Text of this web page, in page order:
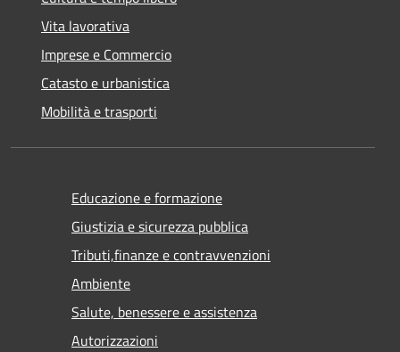
Vita lavorativa
Imprese e Commercio
Catasto e urbanistica
Mobilità e trasporti
Educazione e formazione
Giustizia e sicurezza pubblica
Tributi,finanze e contravvenzioni
Ambiente
Salute, benessere e assistenza
Autorizzazioni